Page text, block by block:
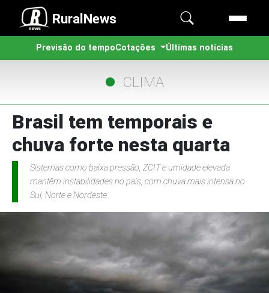
RuralNews
Previsão do tempoCotações Últimas notícias
CLIMA
Brasil tem temporais e
chuva forte nesta quarta
Sistemas como baixa pressão, ZCIT e umidade elevada
mantêm instabilidades no país, com chuva mais intensa no
Sul, Norte e Nordeste